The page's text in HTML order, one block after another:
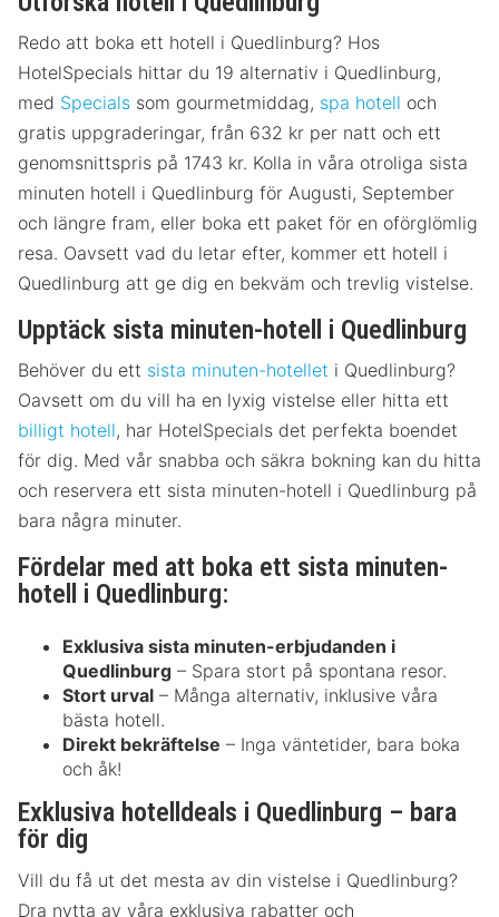
Redo att boka ett hotell i Quedlinburg? Hos
HotelSpecials hittar du 19 alternativ i Quedlinburg,
med Specials som gourmetmiddag, spa hotell och
gratis uppgraderingar, från 632 kr per natt och ett
genomsnittspris på 1743 kr. Kolla in våra otroliga sista
minuten hotell i Quedlinburg för Augusti, September
och längre fram, eller boka ett paket för en oförglömlig
resa. Oavsett vad du letar efter, kommer ett hotell i
Quedlinburg att ge dig en bekväm och trevlig vistelse.
Upptäck sista minuten-hotell i Quedlinburg
Behöver du ett sista minuten-hotellet i Quedlinburg?
Oavsett om du vill ha en lyxig vistelse eller hitta ett
billigt hotell, har HotelSpecials det perfekta boendet
för dig. Med vår snabba och säkra bokning kan du hitta
och reservera ett sista minuten-hotell i Quedlinburg på
bara några minuter.
Fördelar med att boka ett sista minuten-
hotell i Quedlinburg:
Exklusiva sista minuten-erbjudanden i
Quedlinburg – Spara stort på spontana resor.
Stort urval – Många alternativ, inklusive våra
bästa hotell.
Direkt bekräftelse – Inga väntetider, bara boka
och åk!
Exklusiva hotelldeals i Quedlinburg – bara
för dig
Vill du få ut det mesta av din vistelse i Quedlinburg?
Dra nytta av våra exklusiva rabatter och